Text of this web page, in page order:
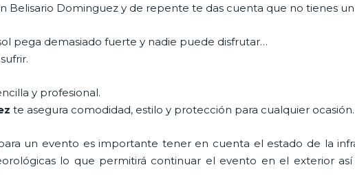
Belisario Dominguez y de repente te das cuenta que no tienes
pega demasiado fuerte y nadie puede disfrutar…
y profesional.
te asegura comodidad, estilo y protección para cualquier ocasión.
un evento es importante tener en cuenta el estado de la
lo que permitirá continuar el evento en el exterior